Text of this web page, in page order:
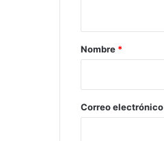
r
*
Nombre *
Correo electrónico